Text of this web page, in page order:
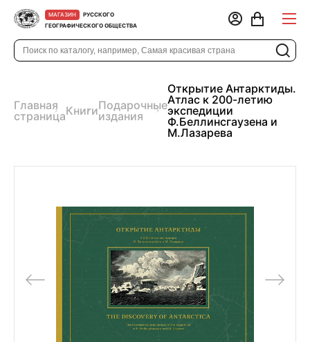
МАГАЗИН
РУССКОГО
ГЕОГРАФИЧЕСКОГО ОБЩЕСТВА
Главная
страницаКнигиПодарочные
издания
Открытие Антарктиды.
Атлас к 200-летию
экспедиции
Ф.Беллинсгаузена и
М.Лазарева